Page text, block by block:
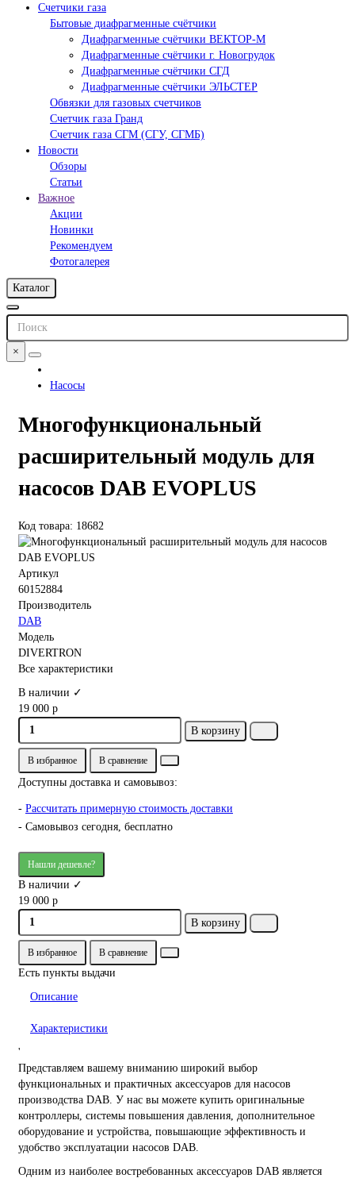
Счетчики газа
Бытовые диафрагменные счётчики
Диафрагменные счётчики ВЕКТОР-М
Диафрагменные счётчики г. Новогрудок
Диафрагменные счётчики СГД
Диафрагменные счётчики ЭЛЬСТЕР
Обвязки для газовых счетчиков
Счетчик газа Гранд
Счетчик газа СГМ (СГУ, СГМБ)
Новости
Обзоры
Статьи
Важное
Акции
Новинки
Рекомендуем
Фотогалерея
Каталог
×
Насосы
Многофункциональный
расширительный модуль для
насосов DAB EVOPLUS
Код товара: 18682
Артикул
60152884
Производитель
DAB
Модель
DIVERTRON
Все характеристики
В наличии ✓
19 000 р
В корзину
В избранное В сравнение
Доступны доставка и самовывоз:
- Рассчитать примерную стоимость доставки
- Самовывоз сегодня, бесплатно
Нашли дешевле?
В наличии ✓
19 000 р
В корзину
В избранное В сравнение
Есть пункты выдачи
Описание
Характеристики
'
Представляем вашему вниманию широкий выбор
функциональных и практичных аксессуаров для насосов
производства DAB. У нас вы можете купить оригинальные
контроллеры, системы повышения давления, дополнительное
оборудование и устройства, повышающие эффективность и
удобство эксплуатации насосов DAB.
Одним из наиболее востребованных аксессуаров DAB является